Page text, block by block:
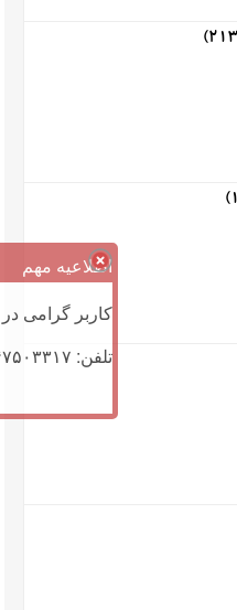
اطلاعیه مهم
کاربر گرامی
تلفن: ۰۹۱۴۷۵۰۳۳۱۷ (تلگرام یا تماس)